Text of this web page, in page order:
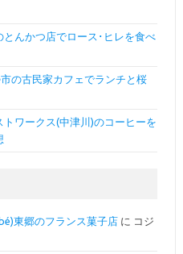
とんかつ店でロース･ヒレを食べ
市の古民家カフェでランチと桜
ワークス(中津川)のコーヒーを
東郷のフランス菓子店に コジ